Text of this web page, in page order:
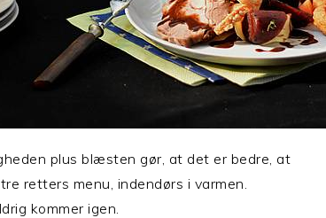
plus blæsten gør, at det er bedre, at
retters menu, indendørs i varmen.
kommer igen.